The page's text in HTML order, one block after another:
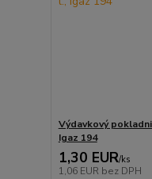
Výdavkový
Igaz 194
1,30 EUR/ks
1,06 EUR bez DPH